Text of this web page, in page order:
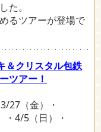
た。
るツアーが登場で
＆クリスタル包鉄
ツアー！
27（金）・
4/5（日）・